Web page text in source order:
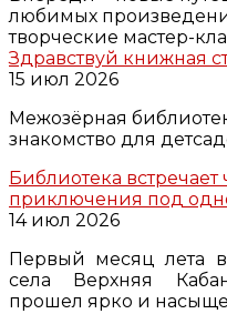
любимых
творческие мастер-
Здравствуй книжная
15 июл 2026
Межозёрная
знакомство для
Библиотека встречает
приключения под
14 июл 2026
Первый месяц лета
села Верхняя
прошел ярко и